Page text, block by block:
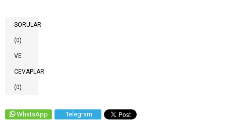
SORULAR
(0)
VE
CEVAPLAR
(0)
WhatsApp Telegram